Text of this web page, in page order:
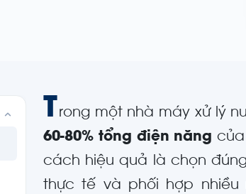
Trong một nhà máy xử lý
60-80% tổng điện năng của
cách hiệu quả là chọn
thực tế và phối hợp nhiều